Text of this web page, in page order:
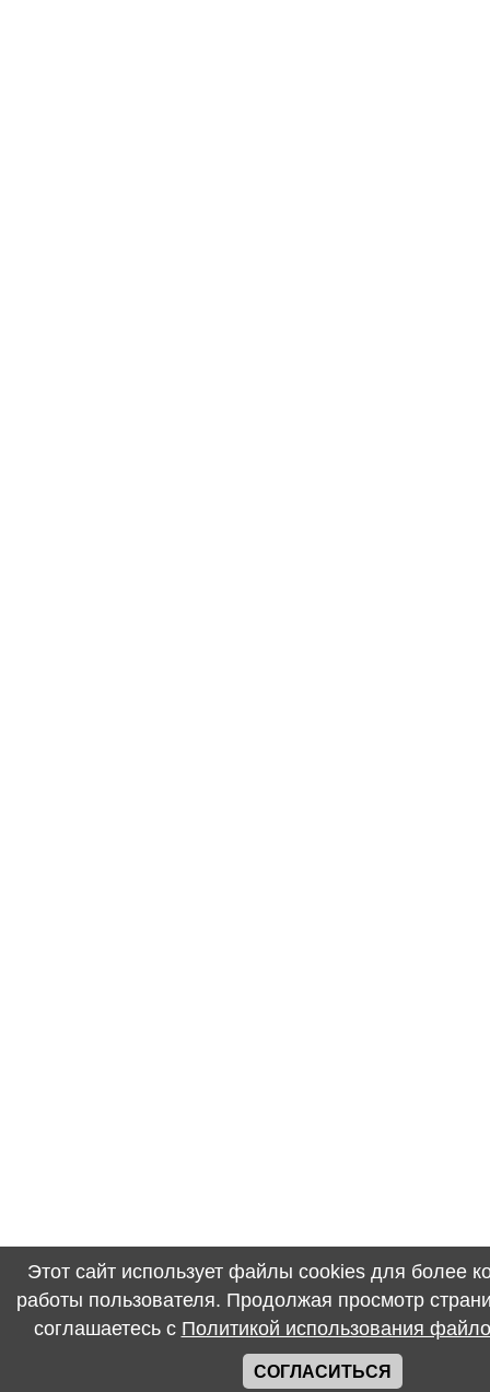
Этот сайт использует файлы cookies для более
работы пользователя. Продолжая просмотр
соглашаетесь с Политикой использования
СОГЛАСИТЬСЯ